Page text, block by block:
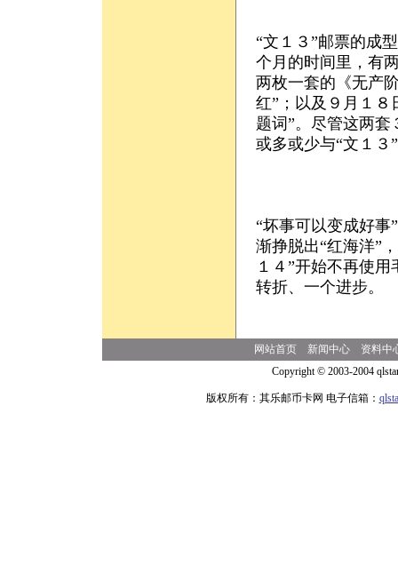
“文１３”邮票的成
个月的时间里，有
两枚一套的《无产
红”；以及９月１８
题词”。尽管这两
或多或少与“文１３
“坏事可以变成好事
渐挣脱出“红海洋”
１４”开始不再使
转折、一个进步。
网站首页 新闻中心
资料中
Copyright © 2003-2004
版权所有：其乐邮币卡网 电子信箱：